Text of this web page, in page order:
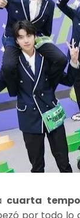
cuarta
por todo lo